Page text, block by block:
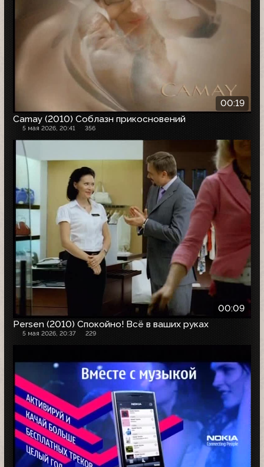
00:19
Camay (2010) Соблазн прикосновений
5 мая 2026, 20:41 356
00:09
Persen (2010) Спокойно! Всё в ваших руках
5 мая 2026, 20:37 229